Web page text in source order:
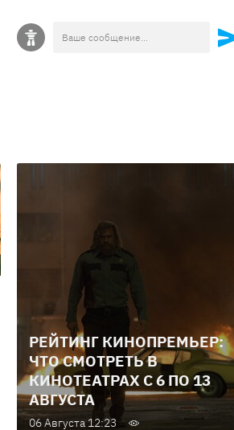
РЕЙТИНГ КИНОПРЕМЬЕР:
ЧТО СМОТРЕТЬ В
КИНОТЕАТРАХ С 6 ПО 13
АВГУСТА
06 Августа 12:23